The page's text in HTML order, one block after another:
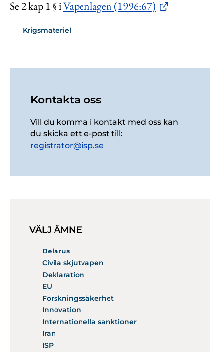
Se 2 kap 1 § iVapenlagen (1996:67)
Krigsmateriel
Kontakta oss
Vill du komma i kontakt med oss kan
du skicka ett e-post till:
registrator@isp.se
VÄLJ ÄMNE
Belarus
Civila skjutvapen
Deklaration
EU
Forskningssäkerhet
Innovation
Internationella sanktioner
Iran
ISP